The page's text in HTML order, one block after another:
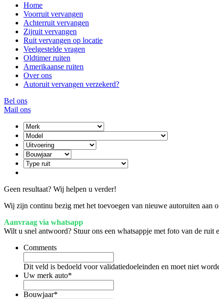
Home
Voorruit vervangen
Achterruit vervangen
Zijruit vervangen
Ruit vervangen op locatie
Veelgestelde vragen
Oldtimer ruiten
Amerikaanse ruiten
Over ons
Autoruit vervangen verzekerd?
Bel ons
Mail ons
Geen resultaat? Wij helpen u verder!
Wij zijn continu bezig met het toevoegen van nieuwe autoruiten aan
Aanvraag via whatsapp
Wilt u snel antwoord? Stuur ons een whatsappje met foto van de ruit
Comments
Dit veld is bedoeld voor validatiedoeleinden en moet niet
Uw merk auto*
Bouwjaar*